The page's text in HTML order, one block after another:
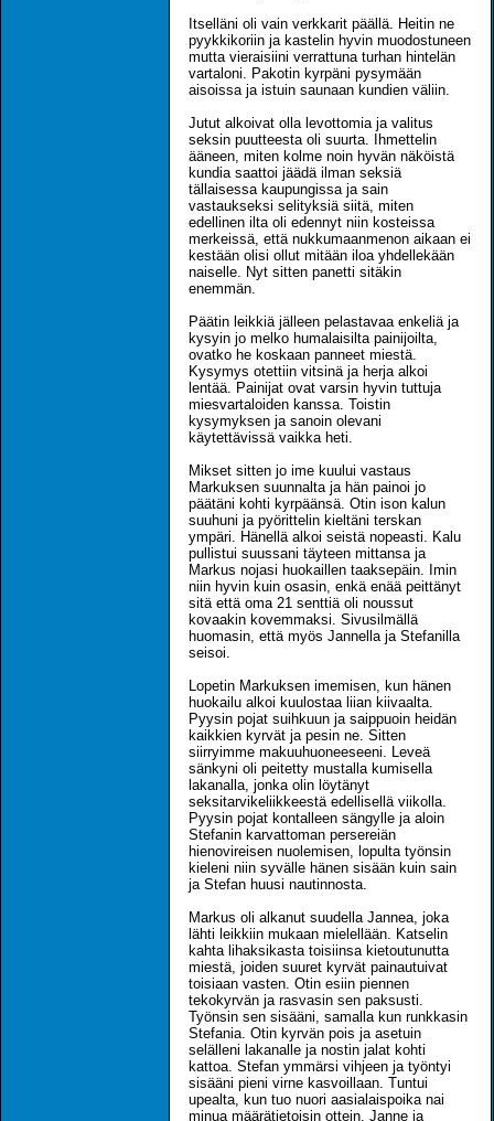
Itselläni oli vain verkkarit päällä. Heitin ne
pyykkikoriin ja kastelin hyvin muodostuneen
mutta vieraisiini verrattuna turhan hintelän
vartaloni. Pakotin kyrpäni pysymään
aisoissa ja istuin saunaan kundien väliin.
Jutut alkoivat olla levottomia ja valitus
seksin puutteesta oli suurta. Ihmettelin
ääneen, miten kolme noin hyvän näköistä
kundia saattoi jäädä ilman seksiä
tällaisessa kaupungissa ja sain
vastaukseksi selityksiä siitä, miten
edellinen ilta oli edennyt niin kosteissa
merkeissä, että nukkumaanmenon aikaan ei
kestään olisi ollut mitään iloa yhdellekään
naiselle. Nyt sitten panetti sitäkin
enemmän.
Päätin leikkiä jälleen pelastavaa enkeliä ja
kysyin jo melko humalaisilta painijoilta,
ovatko he koskaan panneet miestä.
Kysymys otettiin vitsinä ja herja alkoi
lentää. Painijat ovat varsin hyvin tuttuja
miesvartaloiden kanssa. Toistin
kysymyksen ja sanoin olevani
käytettävissä vaikka heti.
Mikset sitten jo ime kuului vastaus
Markuksen suunnalta ja hän painoi jo
päätäni kohti kyrpäänsä. Otin ison kalun
suuhuni ja pyörittelin kieltäni terskan
ympäri. Hänellä alkoi seistä nopeasti. Kalu
pullistui suussani täyteen mittansa ja
Markus nojasi huokaillen taaksepäin. Imin
niin hyvin kuin osasin, enkä enää peittänyt
sitä että oma 21 senttiä oli noussut
kovaakin kovemmaksi. Sivusilmällä
huomasin, että myös Jannella ja Stefanilla
seisoi.
Lopetin Markuksen imemisen, kun hänen
huokailu alkoi kuulostaa liian kiivaalta.
Pyysin pojat suihkuun ja saippuoin heidän
kaikkien kyrvät ja pesin ne. Sitten
siirryimme makuuhuoneeseeni. Leveä
sänkyni oli peitetty mustalla kumisella
lakanalla, jonka olin löytänyt
seksitarvikeliikkeestä edellisellä viikolla.
Pyysin pojat kontalleen sängylle ja aloin
Stefanin karvattoman persereiän
hienovireisen nuolemisen, lopulta työnsin
kieleni niin syvälle hänen sisään kuin sain
ja Stefan huusi nautinnosta.
Markus oli alkanut suudella Jannea, joka
lähti leikkiin mukaan mielellään. Katselin
kahta lihaksikasta toisiinsa kietoutunutta
miestä, joiden suuret kyrvät painautuivat
toisiaan vasten. Otin esiin piennen
tekokyrvän ja rasvasin sen paksusti.
Työnsin sen sisääni, samalla kun runkkasin
Stefania. Otin kyrvän pois ja asetuin
selälleni lakanalle ja nostin jalat kohti
kattoa. Stefan ymmärsi vihjeen ja työntyi
sisääni pieni virne kasvoillaan. Tuntui
upealta, kun tuo nuori aasialaispoika nai
minua määrätietoisin ottein. Janne ja